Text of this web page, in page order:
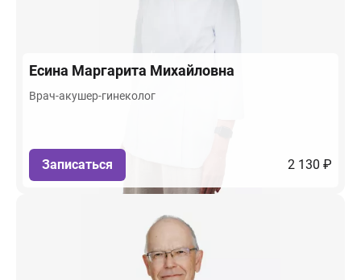
Есина Маргарита Михайловна
Врач-акушер-гинеколог
Записаться 2 130 ₽